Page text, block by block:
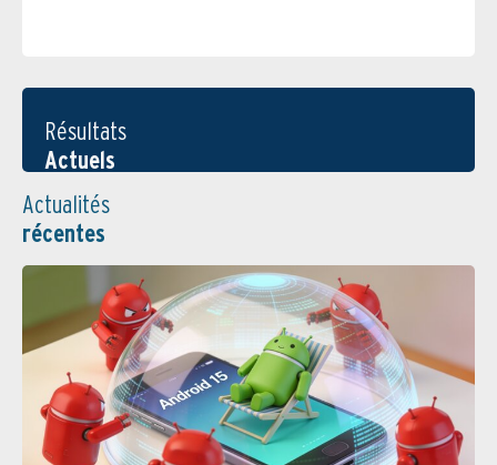
Résultats
Actuels
Actualités
récentes